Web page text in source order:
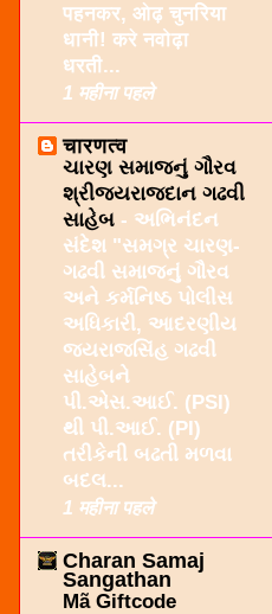
पहनकर, ओढ़ चुनरिया
धानी! करे नवोढ़ा
धरती...
1 महीना पहले
चारणत्व
ચારણ સમાજનું ગૌરવ
શ્રીજયરાજદાન ગઢવી
સાહેબ - અભિનંદન
સંદેશ "સમગ્ર ચારણ-
ગઢવી સમાજનું ગૌરવ
અને કર્મનિષ્ઠ પોલીસ
અધિકારી, આદરણીય
જયરાજસિંહ ગઢવી
સાહેબને
પી.એસ.આઈ. (PSI)
થી પી.આઈ. (PI)
તરીકેની બઢતી મળવા
બદલ...
1 महीना पहले
Charan Samaj
Sangathan
Mã Giftcode